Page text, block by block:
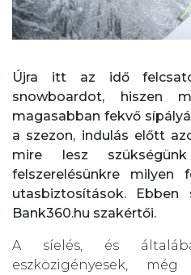
Újra itt az idő
snowboardot,
magasabban fekvő
a szezon, indulás előtt
mire lesz
felszerelésünkre milyen
utasbiztosítások. Ebben
Bank360.hu szakértői.
A síelés, és
eszközigényesek,